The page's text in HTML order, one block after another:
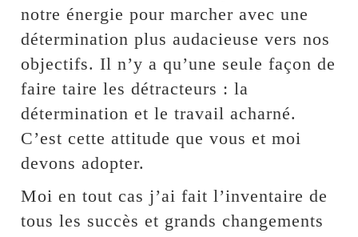
notre énergie pour marcher avec une
détermination plus audacieuse vers nos
objectifs. Il n’y a qu’une seule façon de
faire taire les détracteurs : la
détermination et le travail acharné.
C’est cette attitude que vous et moi
devons adopter.
Moi en tout cas j’ai fait l’inventaire de
tous les succès et grands changements